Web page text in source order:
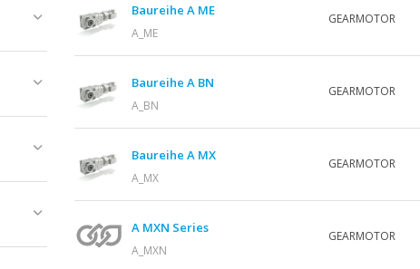
Baureihe A ME
A_ME
GEARMOTOR
Baureihe A BN
A_BN
GEARMOTOR
Baureihe A MX
A_MX
GEARMOTOR
A MXN Series
A_MXN
GEARMOTOR